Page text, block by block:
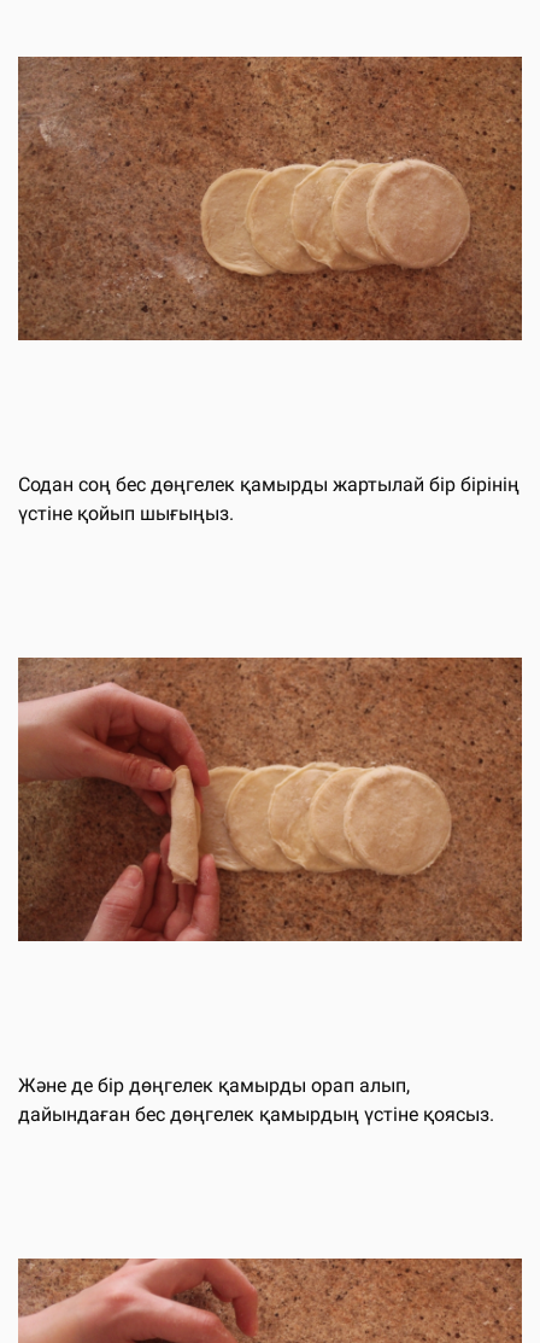
Содан соң бес дөңгелек қамырды жартылай бір бірінің
үстіне қойып шығыңыз.
Және де бір дөңгелек қамырды орап алып,
дайындаған бес дөңгелек қамырдың үстіне қоясыз.